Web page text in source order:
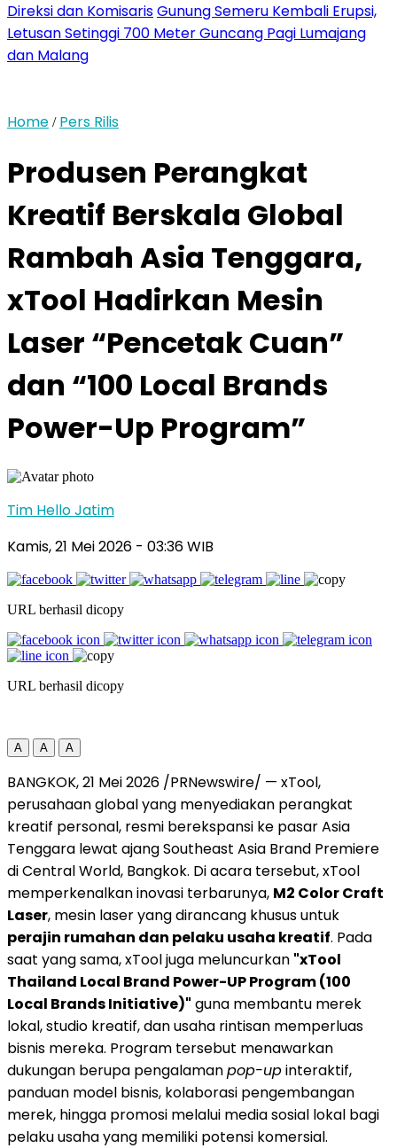
Direksi dan KomisarisGunung Semeru Kembali Erupsi,
Letusan Setinggi 700 Meter Guncang Pagi Lumajang
dan Malang
Home / Pers Rilis
Produsen Perangkat
Kreatif Berskala Global
Rambah Asia Tenggara,
xTool Hadirkan Mesin
Laser “Pencetak Cuan”
dan “100 Local Brands
Power-Up Program”
Tim Hello Jatim
Kamis, 21 Mei 2026 - 03:36 WIB
URL berhasil dicopy
URL berhasil dicopy
A A A
BANGKOK, 21 Mei 2026 /PRNewswire/ — xTool,
perusahaan global yang menyediakan perangkat
kreatif personal, resmi berekspansi ke pasar Asia
Tenggara lewat ajang Southeast Asia Brand Premiere
di Central World, Bangkok. Di acara tersebut, xTool
memperkenalkan inovasi terbarunya, M2 Color Craft
Laser, mesin laser yang dirancang khusus untuk
perajin rumahan dan pelaku usaha kreatif. Pada
saat yang sama, xTool juga meluncurkan "xTool
Thailand Local Brand Power-UP Program (100
Local Brands Initiative)" guna membantu merek
lokal, studio kreatif, dan usaha rintisan memperluas
bisnis mereka. Program tersebut menawarkan
dukungan berupa pengalamanpop-upinteraktif,
panduan model bisnis, kolaborasi pengembangan
merek, hingga promosi melalui media sosial lokal bagi
pelaku usaha yang memiliki potensi komersial.